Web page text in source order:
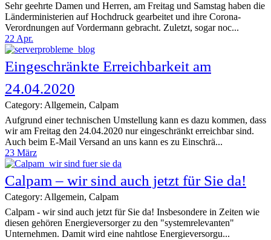
Sehr geehrte Damen und Herren, am Freitag und Samstag haben die
Länderministerien auf Hochdruck gearbeitet und ihre Corona-
Verordnungen auf Vordermann gebracht. Zuletzt, sogar noc...
22 Apr.
Eingeschränkte Erreichbarkeit am
24.04.2020
Category: Allgemein, Calpam
Aufgrund einer technischen Umstellung kann es dazu kommen, dass
wir am Freitag den 24.04.2020 nur eingeschränkt erreichbar sind.
Auch beim E-Mail Versand an uns kann es zu Einschrä...
23 März
Calpam – wir sind auch jetzt für Sie da!
Category: Allgemein, Calpam
Calpam - wir sind auch jetzt für Sie da! Insbesondere in Zeiten wie
diesen gehören Energieversorger zu den "systemrelevanten"
Unternehmen. Damit wird eine nahtlose Energieversorgu...